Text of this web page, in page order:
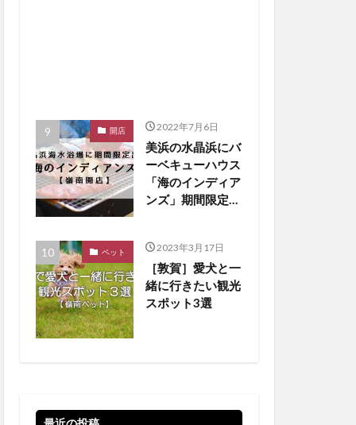
開店 2022年7月6日
美浜の水晶浜にバ
ーベキューハウス
「海のインディア
ンズ」期間限定オ
ペット 2023年3月17日
［敦賀］愛犬と一
緒に行きたい観光
スポット3選